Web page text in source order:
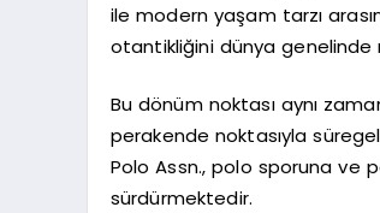
ile modern yaşam tarzı
otantikliğini dünya genelinde
Bu dönüm noktası aynı
perakende noktasıyla
Polo Assn., polo sporuna ve
sürdürmektedir.